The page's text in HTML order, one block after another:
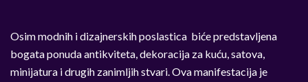
Osim modnih i dizajnerskih poslastica biće predstavljena
bogata ponuda antikviteta, dekoracija za kuću, satova,
minijatura i drugih zanimljih stvari. Ova manifestacija je